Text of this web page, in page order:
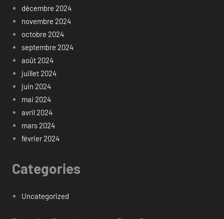
décembre 2024
novembre 2024
octobre 2024
septembre 2024
août 2024
juillet 2024
juin 2024
mai 2024
avril 2024
mars 2024
février 2024
Categories
Uncategorized